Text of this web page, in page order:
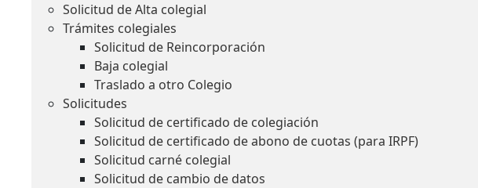
Solicitud de Alta colegial
Trámites colegiales
Solicitud de Reincorporación
Baja colegial
Traslado a otro Colegio
Solicitudes
Solicitud de certificado de colegiación
Solicitud de certificado de abono de cuotas (para IRPF)
Solicitud carné colegial
Solicitud de cambio de datos